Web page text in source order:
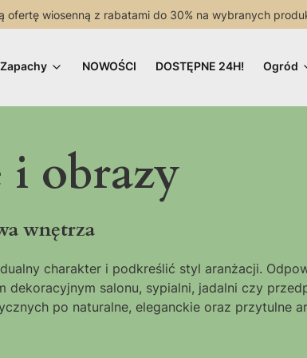
ofertę wiosenną z rabatami do 30% na wybranych
Zapachy NOWOŚCI DOSTĘPNE 24H! Ogród
i obrazy
wnętrza
charakter i podkreślić styl aranżacji.
salonu, sypialni, jadalni czy
po naturalne, eleganckie oraz przytulne